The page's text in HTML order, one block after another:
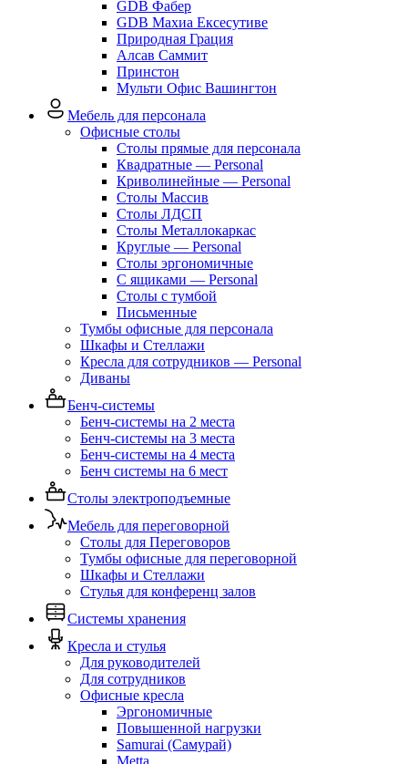
GDB Фабер
GDB Махиа Ексесутиве
Природная Грация
Алсав Саммит
Принстон
Мульти Офис Вашингтон
Мебель для персонала
Офисные столы
Столы прямые для персонала
Квадратные — Personal
Криволинейные — Personal
Столы Массив
Столы ЛДСП
Столы Металлокаркас
Круглые — Personal
Столы эргономичные
С ящиками — Personal
Столы с тумбой
Письменные
Тумбы офисные для персонала
Шкафы и Стеллажи
Кресла для сотрудников — Personal
Диваны
Бенч-системы
Бенч-системы на 2 места
Бенч-системы на 3 места
Бенч-системы на 4 места
Бенч системы на 6 мест
Столы электроподъемные
Мебель для переговорной
Столы для Переговоров
Тумбы офисные для переговорной
Шкафы и Стеллажи
Стулья для конференц залов
Системы хранения
Кресла и стулья
Для руководителей
Для сотрудников
Офисные кресла
Эргономичные
Повышенной нагрузки
Samurai (Самурай)
Metta